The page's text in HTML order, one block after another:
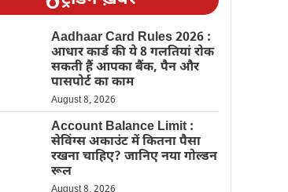
Aadhaar Card Rules 2026 :
आधार कार्ड की ये 8 गलतियां रोक
सकती हैं आपका बैंक, पैन और
पासपोर्ट का काम
August 8, 2026
Account Balance Limit :
सेविंग्स अकाउंट में कितना पैसा
रखना चाहिए? जानिए नया गोल्डन
रूल
August 8, 2026